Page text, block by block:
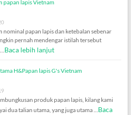
papan lapis Vietnam
nominal papan lapis dan ketebalan sebenar
pernah mendengar istilah tersebut
Baca lebih lanjut
H&Papan lapis G's Vietnam
produk papan lapis, kilang kami
dua talian utama, yang juga utama …Baca